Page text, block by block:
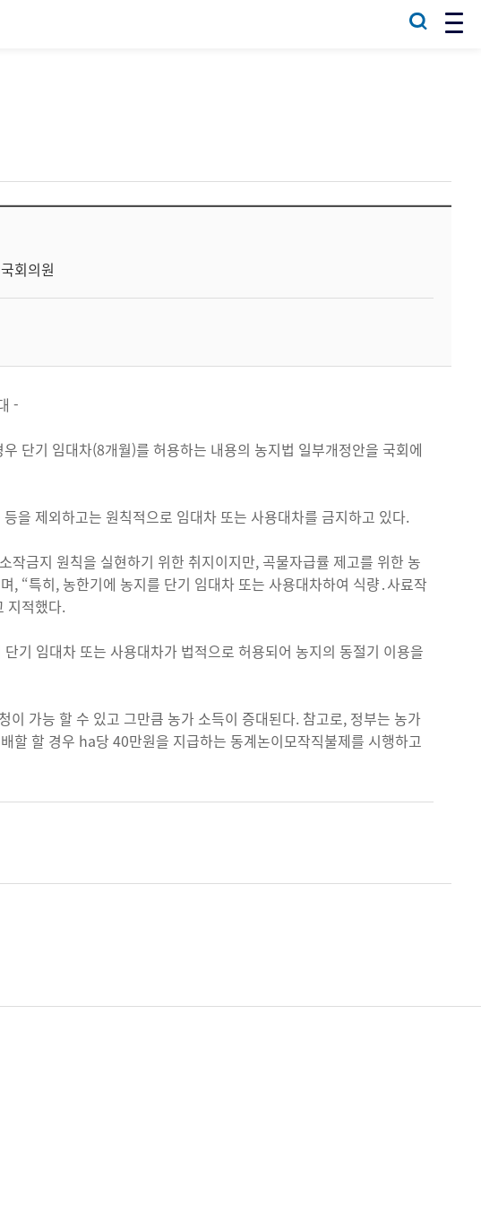
회의원
-
단기 임대차(8개월)를 허용하는 내용의 농지법 일부개정안을 국회에
을 제외하고는 원칙적으로 임대차 또는 사용대차를 금지하고 있다.
금지 원칙을 실현하기 위한 취지이지만, 곡물자급률 제고를 위한 농
, “특히, 농한기에 농지를 단기 임대차 또는 사용대차하여 식량․사료작
지적했다.
기 임대차 또는 사용대차가 법적으로 허용되어 농지의 동절기 이용을
가능 할 수 있고 그만큼 농가 소득이 증대된다. 참고로, 정부는 농가
할 할 경우 ha당 40만원을 지급하는 동계논이모작직불제를 시행하고